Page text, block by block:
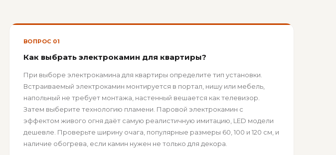
ВОПРОС 01
Как выбрать электрокамин для квартиры?
При выборе электрокамина для квартиры определите тип установки.
Встраиваемый электрокамин монтируется в портал, нишу или мебель,
напольный не требует монтажа, настенный вешается как телевизор.
Затем выберите технологию пламени. Паровой электрокамин с
эффектом живого огня даёт самую реалистичную имитацию, LED модели
дешевле. Проверьте ширину очага, популярные размеры 60, 100 и 120 см, и
наличие обогрева, если камин нужен не только для декора.